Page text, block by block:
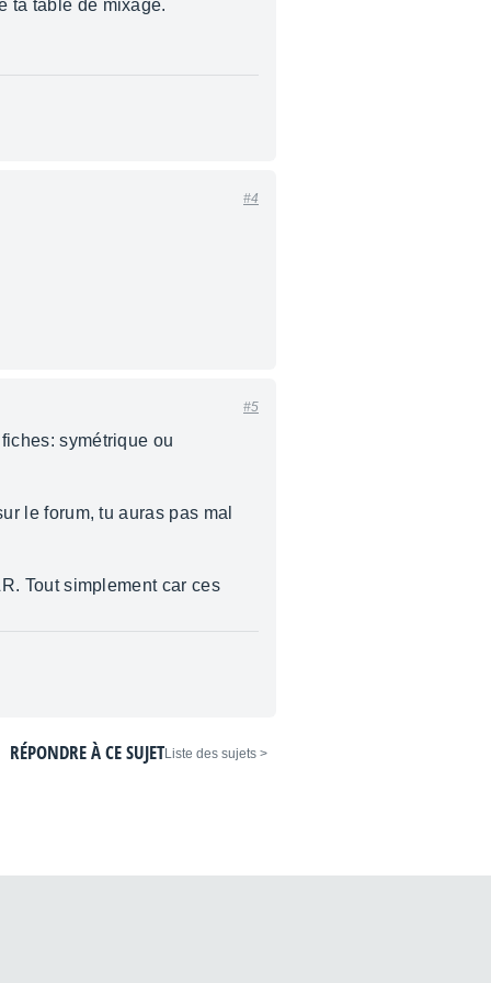
ta table de mixage.
#4
#5
symétrique ou
le forum, tu auras pas mal
Tout simplement car ces
< Liste des sujets
RÉPONDRE À CE SUJET